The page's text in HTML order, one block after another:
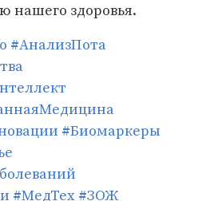
нашего здоровья.
#АнализПота
#Биомаркеры
#МедТех #ЗОЖ